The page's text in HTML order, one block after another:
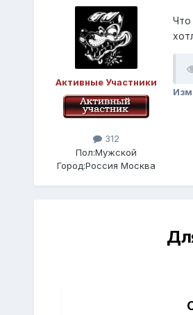
Активные Участники
312
Пол:Мужской
Город:Россия Москва
Что